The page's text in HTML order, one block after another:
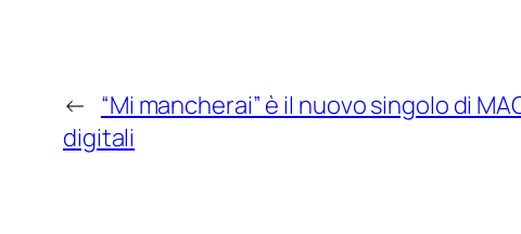
← “Mi mancherai” è il nuovo singolo di
digitali